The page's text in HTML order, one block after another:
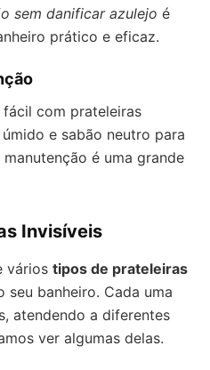
sem danificar azulejo é
prático e eficaz.
com prateleiras
e sabão neutro para
é uma grande
Invisíveis
vários tipos de prateleiras
seu banheiro. Cada uma
atendendo a diferentes
ver algumas delas.